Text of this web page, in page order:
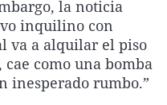
La rosa de los vientos
Gente viajera
Como el perro y el
Caso
Retornados
Equipo de
Operación Viuda
Extremadura
Galicia
La Rioja
Navarra
Virales
Televisión
Elecciones
la noticia
inquilino con
va a alquilar el piso
como una bomba
inesperado rumbo.”